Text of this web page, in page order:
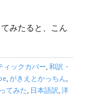
みたると、こん
ィックカバー, 和訳・
, がきえとかっちん,
てみた, 日本語訳, 洋